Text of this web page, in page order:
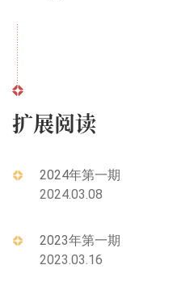
扩展阅读
2024年第一期
2024.03.08
2023年第一期
2023.03.16